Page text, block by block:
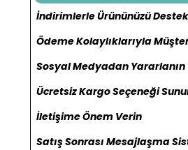
İndirimlerle Ürününüzü
Ödeme Kolaylıklarıyla
Sosyal Medyadan Yararlanın
Ücretsiz Kargo Seçeneği
İletişime Önem Verin
Satış Sonrası Mesajlaşma